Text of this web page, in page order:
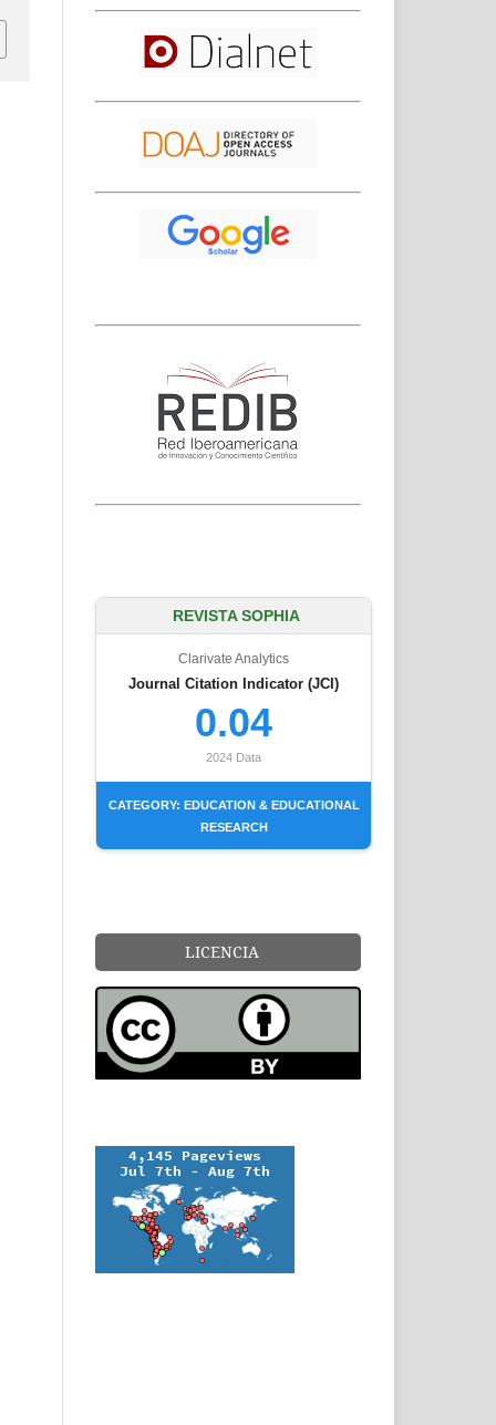
REVISTA SOPHIA
Clarivate Analytics
Journal Citation Indicator (JCI)
0.04
2024 Data
CATEGORY: EDUCATION & EDUCATIONAL
RESEARCH
LICENCIA